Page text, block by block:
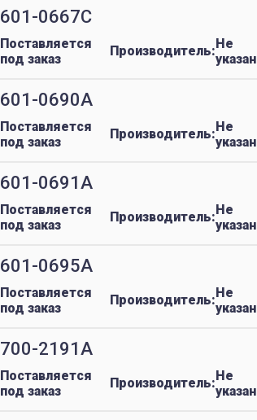
601-0667C
Поставляется
под заказ
Производитель:Не
указан
601-0690A
Поставляется
под заказ
Производитель:Не
указан
601-0691A
Поставляется
под заказ
Производитель:Не
указан
601-0695A
Поставляется
под заказ
Производитель:Не
указан
700-2191A
Поставляется
под заказ
Производитель:Не
указан